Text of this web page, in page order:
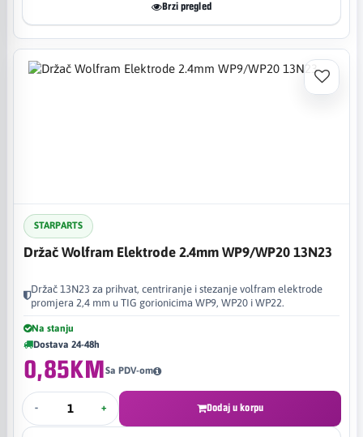
Brzi pregled
STARPARTS
Držač Wolfram Elektrode 2.4mm WP9/WP20 13N23
Držač 13N23 za prihvat, centriranje i stezanje volfram elektrode
promjera 2,4 mm u TIG gorionicima WP9, WP20 i WP22.
Na stanju
Dostava 24-48h
0,85KMSa PDV-om
- + Dodaj u korpu